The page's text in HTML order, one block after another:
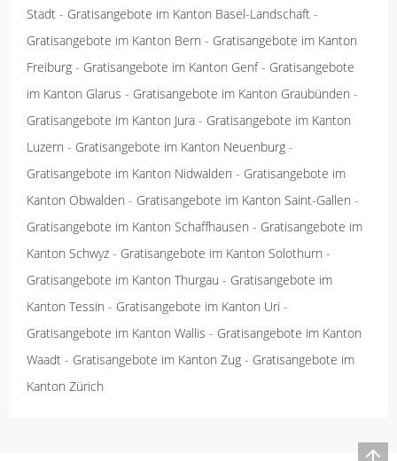
Stadt - Gratisangebote im Kanton Basel-Landschaft -
Gratisangebote im Kanton Bern - Gratisangebote im Kanton
Freiburg - Gratisangebote im Kanton Genf- Gratisangebote
im Kanton Glarus - Gratisangebote im Kanton Graubünden -
Gratisangebote im Kanton Jura - Gratisangebote im Kanton
Luzern - Gratisangebote im Kanton Neuenburg -
Gratisangebote im Kanton Nidwalden - Gratisangebote im
Kanton Obwalden - Gratisangebote im Kanton Saint-Gallen -
Gratisangebote im Kanton Schaffhausen - Gratisangebote im
Kanton Schwyz - Gratisangebote im Kanton Solothurn -
Gratisangebote im Kanton Thurgau - Gratisangebote im
Kanton Tessin - Gratisangebote im Kanton Uri -
Gratisangebote im Kanton Wallis - Gratisangebote im Kanton
Waadt - Gratisangebote im Kanton Zug - Gratisangebote im
Kanton Zürich